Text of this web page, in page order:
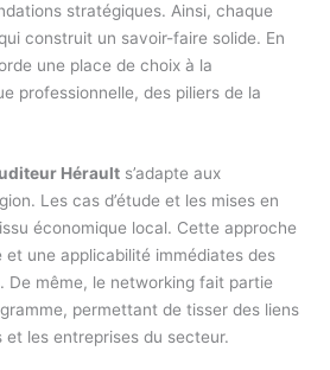
stratégiques. Ainsi, chaque
construit un savoir-faire solide. En
une place de choix à la
professionnelle, des piliers de la
Hérault s’adapte aux
Les cas d’étude et les mises en
économique local. Cette approche
une applicabilité immédiates des
De même, le networking fait partie
permettant de tisser des liens
les entreprises du secteur.